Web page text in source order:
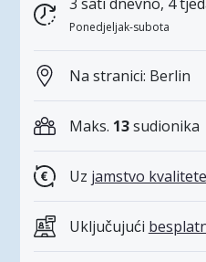
Ponedjeljak-subota
Na stranici: Berlin
Maks. 13sudionika
Uz jamstvo kvalitete
Uključujući